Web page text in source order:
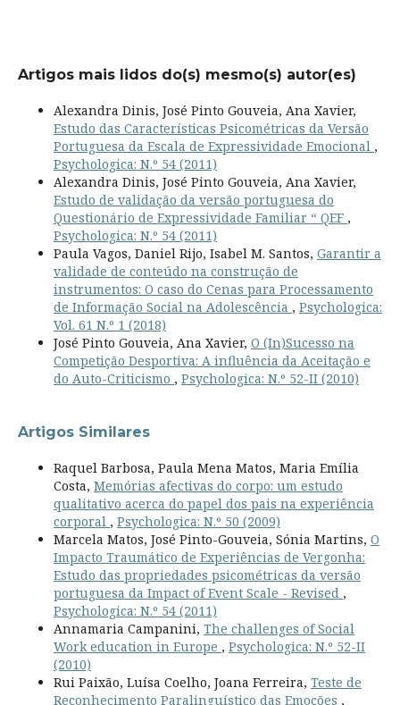
Artigos mais lidos do(s) mesmo(s) autor(es)
Alexandra Dinis, José Pinto Gouveia, Ana Xavier,
Estudo das Características Psicométricas da Versão
Portuguesa da Escala de Expressividade Emocional ,
Psychologica: N.º 54 (2011)
Alexandra Dinis, José Pinto Gouveia, Ana Xavier,
Estudo de validação da versão portuguesa do
Questionário de Expressividade Familiar “ QEF ,
Psychologica: N.º 54 (2011)
Paula Vagos, Daniel Rijo, Isabel M. Santos, Garantir a
validade de conteúdo na construção de
instrumentos: O caso do Cenas para Processamento
de Informação Social na Adolescência , Psychologica:
Vol. 61 N.º 1 (2018)
José Pinto Gouveia, Ana Xavier, O (In)Sucesso na
Competição Desportiva: A influência da Aceitação e
do Auto-Criticismo , Psychologica: N.º 52-II (2010)
Artigos Similares
Raquel Barbosa, Paula Mena Matos, Maria Emília
Costa, Memórias afectivas do corpo: um estudo
qualitativo acerca do papel dos pais na experiência
corporal , Psychologica: N.º 50 (2009)
Marcela Matos, José Pinto-Gouveia, Sónia Martins, O
Impacto Traumático de Experiências de Vergonha:
Estudo das propriedades psicométricas da versão
portuguesa da Impact of Event Scale - Revised ,
Psychologica: N.º 54 (2011)
Annamaria Campanini, The challenges of Social
Work education in Europe , Psychologica: N.º 52-II
(2010)
Rui Paixão, Luísa Coelho, Joana Ferreira, Teste de
Reconhecimento Paralinguístico das Emoções ,